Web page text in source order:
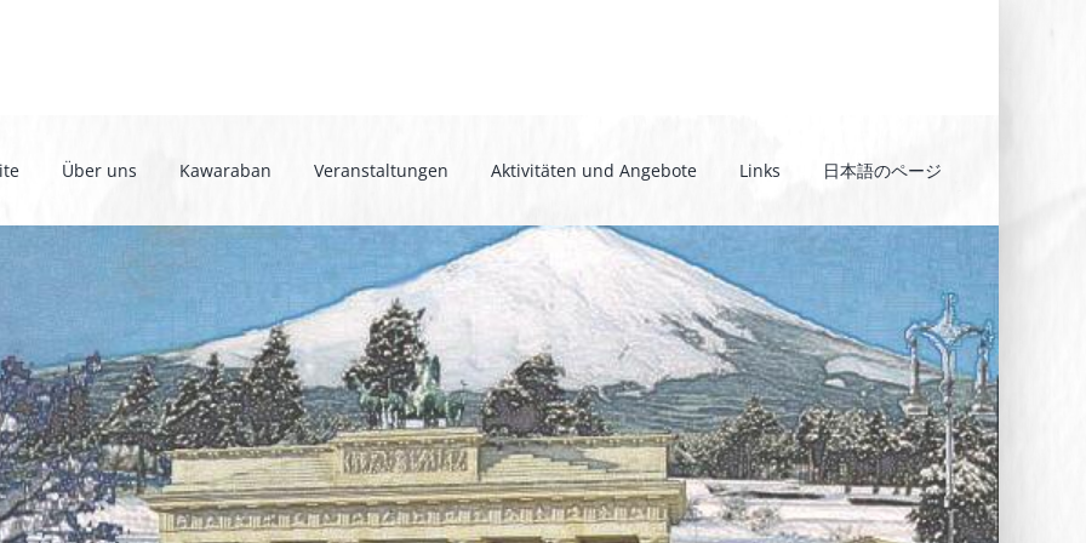
Über uns Kawaraban Veranstaltungen Aktivitäten und Angebote Links 日本語のページ